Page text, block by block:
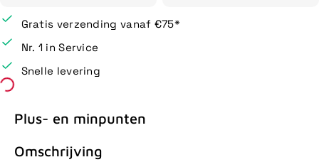
Gratis verzending vanaf €75*
Nr. 1 in Service
Snelle levering
Plus- en minpunten
Omschrijving